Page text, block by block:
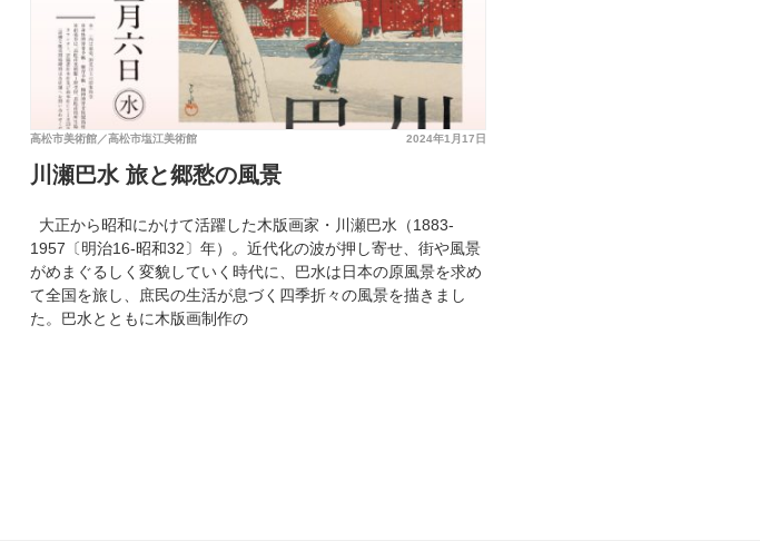
2024年1月17日
高松市美術館／高松市塩江美術館
川瀬巴水 旅と郷愁の風景
大正から昭和にかけて活躍した木版画家・川瀬巴水（1883-
1957〔明治16-昭和32〕年）。近代化の波が押し寄せ、街や風景
がめまぐるしく変貌していく時代に、巴水は日本の原風景を求め
て全国を旅し、庶民の生活が息づく四季折々の風景を描きまし
た。巴水とともに木版画制作の